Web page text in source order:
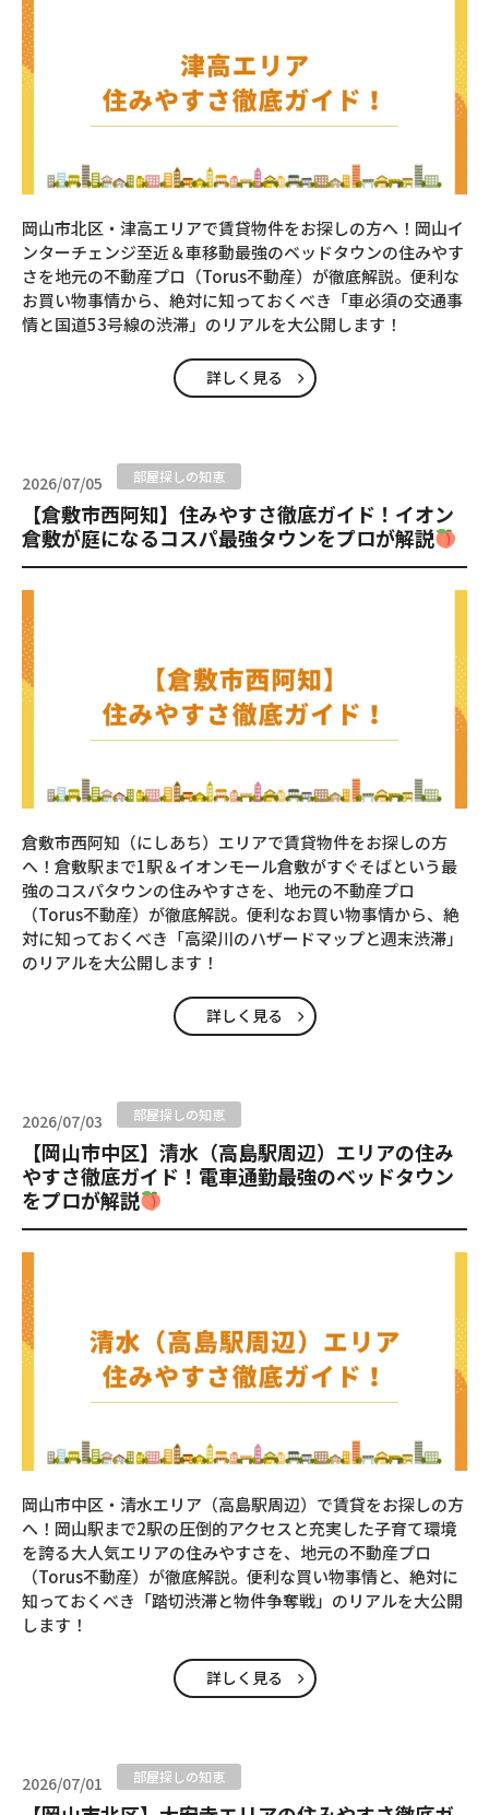
岡山市北区・津高エリアで賃貸物件をお探しの方へ！岡山イ
ンターチェンジ至近＆車移動最強のベッドタウンの住みやす
さを地元の不動産プロ（Torus不動産）が徹底解説。便利な
お買い物事情から、絶対に知っておくべき「車必須の交通事
情と国道53号線の渋滞」のリアルを大公開します！
詳しく見る
2026/07/05 部屋探しの知恵
【倉敷市西阿知】住みやすさ徹底ガイド！イオン
倉敷が庭になるコスパ最強タウンをプロが解説
倉敷市西阿知（にしあち）エリアで賃貸物件をお探しの方
へ！倉敷駅まで1駅＆イオンモール倉敷がすぐそばという最
強のコスパタウンの住みやすさを、地元の不動産プロ
（Torus不動産）が徹底解説。便利なお買い物事情から、絶
対に知っておくべき「高梁川のハザードマップと週末渋滞」
のリアルを大公開します！
詳しく見る
2026/07/03 部屋探しの知恵
【岡山市中区】清水（高島駅周辺）エリアの住み
やすさ徹底ガイド！電車通勤最強のベッドタウン
をプロが解説
岡山市中区・清水エリア（高島駅周辺）で賃貸をお探しの方
へ！岡山駅まで2駅の圧倒的アクセスと充実した子育て環境
を誇る大人気エリアの住みやすさを、地元の不動産プロ
（Torus不動産）が徹底解説。便利な買い物事情と、絶対に
知っておくべき「踏切渋滞と物件争奪戦」のリアルを大公開
します！
詳しく見る
2026/07/01 部屋探しの知恵